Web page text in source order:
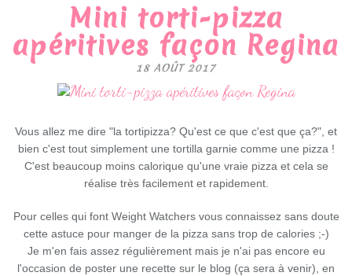
Mini torti-pizza
apéritives façon Regina
18 AOÛT 2017
Vous allez me dire "la tortipizza? Qu'est ce que c'est que ça?", et
bien c'est tout simplement une tortilla garnie comme une pizza !
C'est beaucoup moins calorique qu'une vraie pizza et cela se
réalise très facilement et rapidement.
Pour celles qui font Weight Watchers vous connaissez sans doute
cette astuce pour manger de la pizza sans trop de calories ;-)
Je m'en fais assez régulièrement mais je n'ai pas encore eu
l'occasion de poster une recette sur le blog (ça sera à venir), en